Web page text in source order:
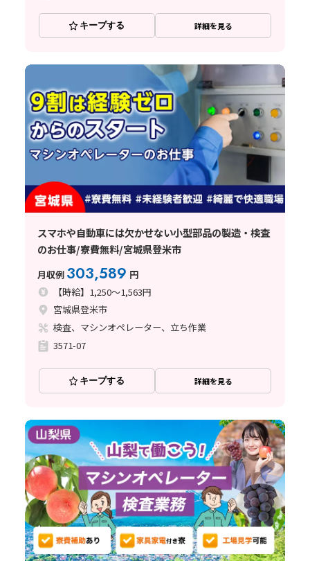
キープする 詳細を見る
スマホや自動車には欠かせない小型部品の製造・検査
のお仕事/寮費無料/宮城県登米市
月収例 303,589 円
【時給】1,250～1,563円
宮城県登米市
検査、マシンオペレーター、立ち作業
3571-07
キープする 詳細を見る